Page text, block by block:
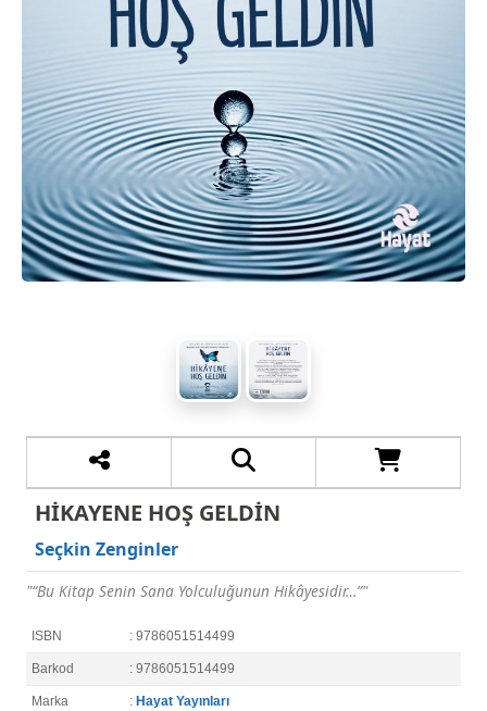
HİKAYENE HOŞ GELDİN
Seçkin Zenginler
"“Bu Kitap Senin Sana Yolculuğunun Hikâyesidir…”"
ISBN : 9786051514499
Barkod : 9786051514499
Marka : Hayat Yayınları